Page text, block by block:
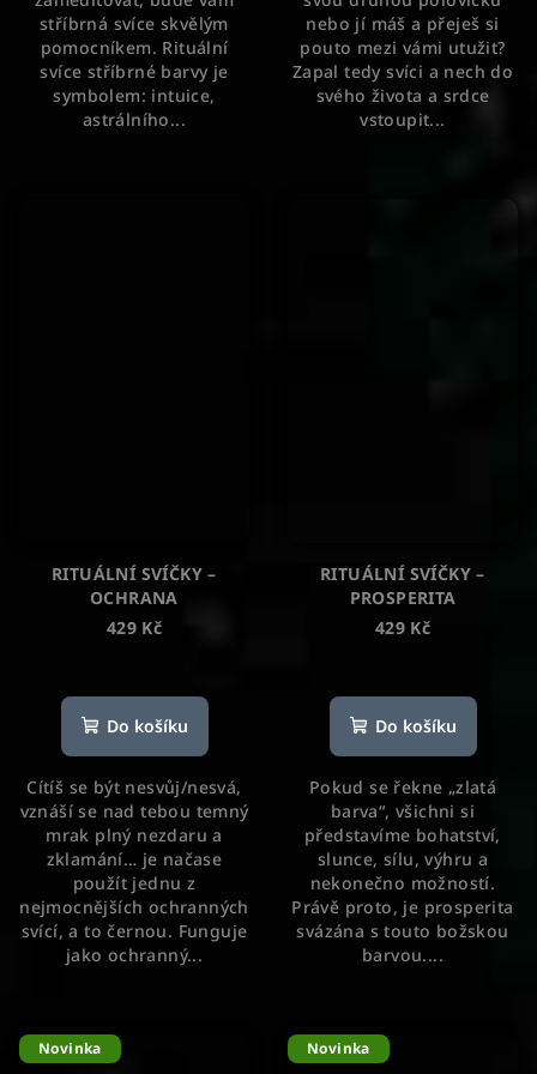
stříbrná svíce skvělým
pomocníkem. Rituální
svíce stříbrné barvy je
symbolem: intuice,
astrálního...
nebo jí máš a přeješ si
pouto mezi vámi utužit?
Zapal tedy svíci a nech do
svého života a srdce
vstoupit...
RITUÁLNÍ SVÍČKY –
OCHRANA
429 Kč
hodnocení
produktu
z
5
hvězdiček.
Do košíku
Cítíš se být nesvůj/nesvá,
vznáší se nad tebou temný
mrak plný nezdaru a
zklamání… je načase
použít jednu z
nejmocnějších ochranných
svící, a to černou. Funguje
jako ochranný...
RITUÁLNÍ SVÍČKY –
PROSPERITA
429 Kč
hodnocení
produktu
z
5
hvězdiček.
Do košíku
Pokud se řekne „zlatá
barva“, všichni si
představíme bohatství,
slunce, sílu, výhru a
nekonečno možností.
Právě proto, je prosperita
svázána s touto božskou
barvou....
Novinka Novinka